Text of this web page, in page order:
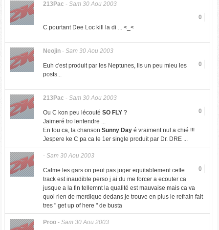
213Pac - Sam 30 Aou 2003
0
C pourtant Dee Loc kill la di ... <_<
Neojin- Sam 30 Aou 2003
0
Euh c'est produit par les Neptunes, lis un peu mieu les
posts...
213Pac - Sam 30 Aou 2003
0
Ou C kon peu lécouté SO FLY ?
Jaimeré tro lentendre ...
En tou ca, la chanson Sunny Dayé vraiment nul a chié !!!
Jespere ke C pa ca le 1er single produit par Dr. DRE ...
- Sam 30 Aou 2003
0
Calme les gars on peut pas juger equitablement cette
track est inaudible perso j ai du me forcer a ecouter ca
jusque a la fin tellemnt la qualité est mauvaise mais ca va
quoi rien de merdique dedans je trouve en plus le refrain fait
tres " get up of here " de busta
Proo- Sam 30 Aou 2003